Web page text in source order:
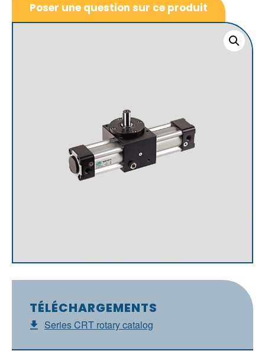
TÉLÉCHARGEMENTS
Series CRT rotary catalog
Poser une question sur ce produit